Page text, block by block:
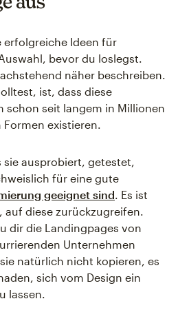
erfolgreiche Ideen für
bevor du loslegst.
näher beschreiben.
ist, dass diese
schon seit langem in Millionen
existieren.
sie ausprobiert, getestet,
für eine gute
geeignet sind. Es ist
auf diese zurückzugreifen.
dir die Landingpages von
Unternehmen
natürlich nicht kopieren, es
sich vom Design ein
lassen.